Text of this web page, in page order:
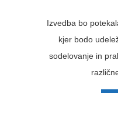
Izvedba bo
kjer bodo
sodelovanje in